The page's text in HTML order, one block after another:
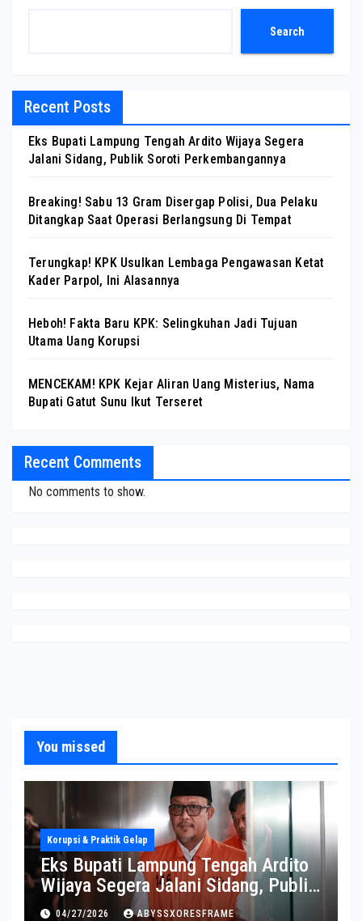
Search
Recent Posts
Eks Bupati Lampung Tengah Ardito Wijaya Segera
Jalani Sidang, Publik Soroti Perkembangannya
Breaking! Sabu 13 Gram Disergap Polisi, Dua Pelaku
Ditangkap Saat Operasi Berlangsung Di Tempat
Terungkap! KPK Usulkan Lembaga Pengawasan Ketat
Kader Parpol, Ini Alasannya
Heboh! Fakta Baru KPK: Selingkuhan Jadi Tujuan
Utama Uang Korupsi
MENCEKAM! KPK Kejar Aliran Uang Misterius, Nama
Bupati Gatut Sunu Ikut Terseret
Recent Comments
No comments to show.
You missed
Korupsi & Praktik Gelap
Eks Bupati Lampung Tengah Ardito
Wijaya Segera Jalani Sidang, Publik
Soroti Perkembangannya
04/27/2026 ABYSSXORESFRAME